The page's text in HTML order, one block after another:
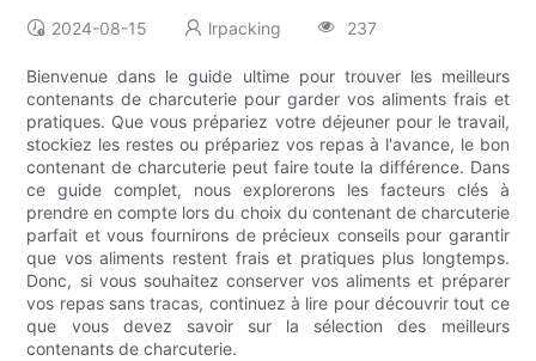
2024-08-15 lrpacking 237
Bienvenue dans le guide ultime pour trouver les meilleurs
contenants de charcuterie pour garder vos aliments frais et
pratiques. Que vous prépariez votre déjeuner pour le travail,
stockiez les restes ou prépariez vos repas à l'avance, le bon
contenant de charcuterie peut faire toute la différence. Dans
ce guide complet, nous explorerons les facteurs clés à
prendre en compte lors du choix du contenant de charcuterie
parfait et vous fournirons de précieux conseils pour garantir
que vos aliments restent frais et pratiques plus longtemps.
Donc, si vous souhaitez conserver vos aliments et préparer
vos repas sans tracas, continuez à lire pour découvrir tout ce
que vous devez savoir sur la sélection des meilleurs
contenants de charcuterie.